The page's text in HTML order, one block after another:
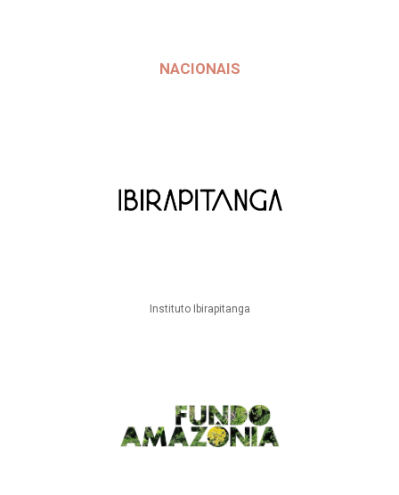
NACIONAIS
Instituto Ibirapitanga